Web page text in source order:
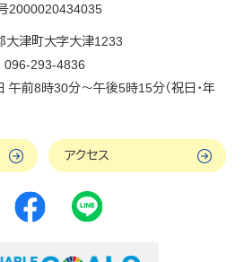
2000020434035
大津町大字大津1233
096-293-4836
前8時30分～午後5時15分（祝日・年
アクセス